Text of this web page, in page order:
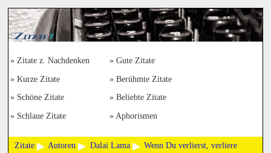
Zitate z. Nachdenken Gute Zitate
Kurze Zitate Berühmte Zitate
Schöne Zitate Beliebte Zitate
Schlaue Zitate Aphorismen
Zitate Autoren Dalai Lama
Wenn Du verlierst, verliere